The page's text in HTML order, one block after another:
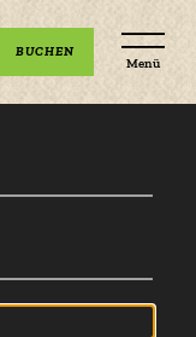
BUCHEN
Menü
Veranstaltungen